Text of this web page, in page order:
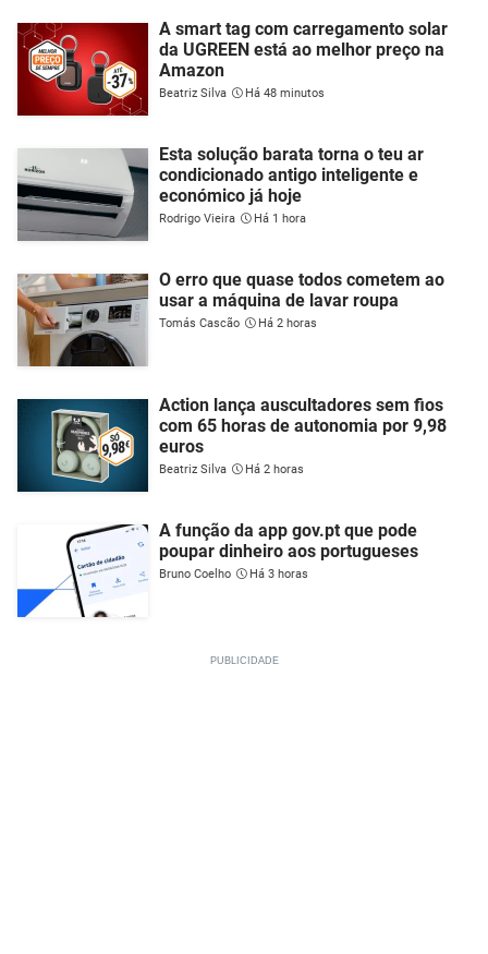
A smart tag com carregamento solar
da UGREEN está ao melhor preço na
Amazon
Beatriz Silva Há 48 minutos
Esta solução barata torna o teu ar
condicionado antigo inteligente e
económico já hoje
Rodrigo Vieira Há 1 hora
O erro que quase todos cometem ao
usar a máquina de lavar roupa
Tomás Cascão Há 2 horas
Action lança auscultadores sem fios
com 65 horas de autonomia por 9,98
euros
Beatriz Silva Há 2 horas
A função da app gov.pt que pode
poupar dinheiro aos portugueses
Bruno Coelho Há 3 horas